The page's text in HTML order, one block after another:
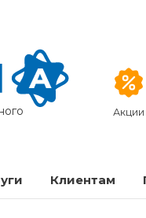
Акции
Клиентам